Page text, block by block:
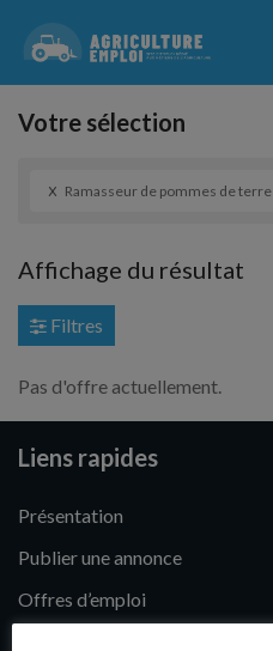
Votre sélection
x Ramasseur de pommes de terre
Affichage du résultat
Filtres
Pas d'offre actuellement.
Liens rapides
Présentation
Publier une annonce
Offres d’emploi